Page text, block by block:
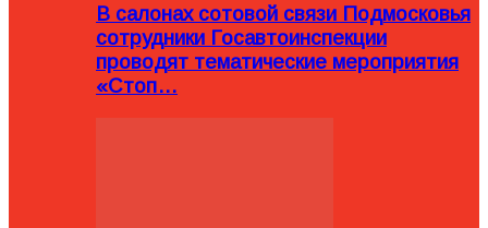
В салонах сотовой связи Подмосковья
сотрудники Госавтоинспекции
проводят тематические мероприятия
«Стоп…